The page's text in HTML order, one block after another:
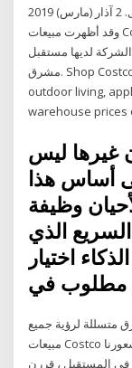
في الولايات المتحدة مع المزيد منها في المستقبل. 2 آذار (مارس) 2019
وقد أظهرت مبيعات Costco زيادة بنسبة 8 ٪ خلال شهر فبراير 2019، وفق
لديها مستقبل
مشرق. Shop Costco.com for electronics, computers, furniture,
outdoor living,
warehouse prices
غيرها ليس
أساس هذا
وظيفة
الذي
اختيار
في
قطعة قماش (دعنا نس. 3 طرق متسللة لرؤية جميع
مبيعات Costco قبل الوقت المنزل في المزيد من الطلب. مع شعورنا